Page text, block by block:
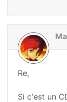
Re,
Si c'est un